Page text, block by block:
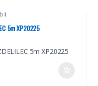
5m XP20225